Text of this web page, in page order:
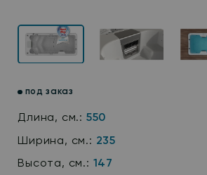
под заказ
Длина, см.: 550
Ширина, см.: 235
Высота, см.: 147